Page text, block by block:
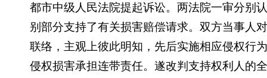
都市中级人民法院提起诉讼。两法院一审分别
别部分支持了有关损害赔偿请求。双方当事人
联络，主观上彼此明知，先后实施相应侵权行
侵权损害承担连带责任。遂改判支持权利人的